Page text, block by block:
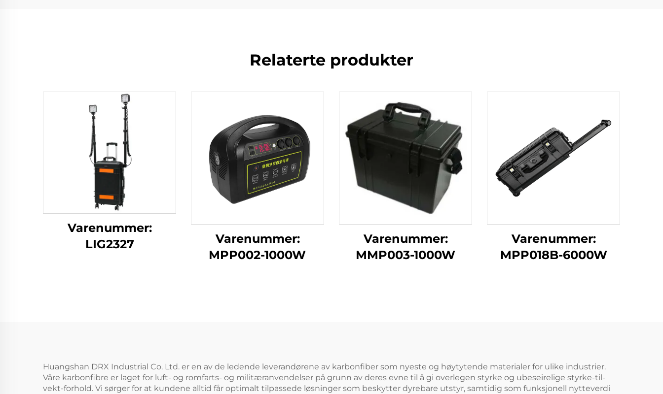
Relaterte produkter
Varenummer:
LIG2327
Varenummer:
MPP002-1000W
Varenummer:
MMP003-1000W
Varenummer:
MPP018B-6000W
Huangshan DRX Industrial Co. Ltd. er en av de ledende leverandørene av karbonfiber som nyeste og høytytende materialer for ulike industrier.
Våre karbonfibre er laget for luft- og romfarts- og militæranvendelser på grunn av deres evne til å gi overlegen styrke og ubeseirelige styrke-til-
vekt-forhold. Vi sørger for at kundene alltid får optimalt tilpassede løsninger som beskytter dyrebare utstyr, samtidig som funksjonell nytteverdi